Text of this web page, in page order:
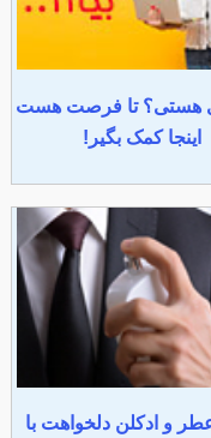
هستی؟ تا فرصت هست
اینجا کمک بگیر!
و ادکلن دلخواهت با